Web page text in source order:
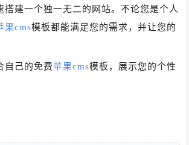
搭建一个独一无二的网站。不论您是个人
果cms模板都能满足您的需求，并让您的
自己的免费苹果cms模板，展示您的个性